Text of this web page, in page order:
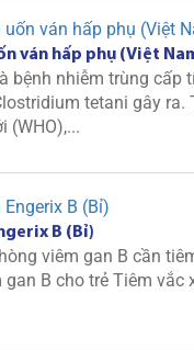
ván hấp phụ (Việt
bệnh nhiễm trùng cấp
tetani gây ra.
(WHO),...
B (Bỉ)
viêm gan B cần
gan B cho trẻ Tiêm vắc